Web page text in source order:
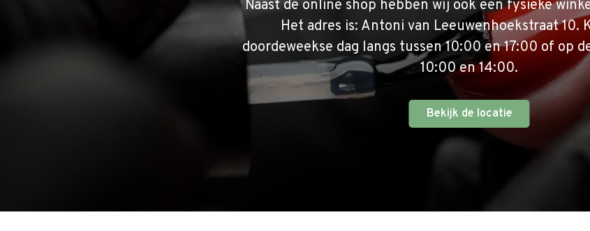
Naast de online shop hebben wij ook een fysieke
Het adres is: Antoni van Leeuwenhoekstraat 10.
doordeweekse dag langs tussen 10:00 en 17:00 of op
10:00 en 14:00.
Bekijk de locatie